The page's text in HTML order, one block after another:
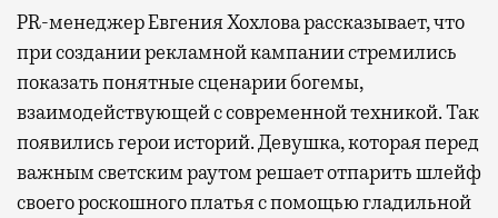
PR-менеджер Евгения Хохлова рассказывает, что
при создании рекламной кампании стремились
показать понятные сценарии богемы,
взаимодействующей с современной техникой. Так
появились герои историй. Девушка, которая перед
важным светским раутом решает отпарить шлейф
своего роскошного платья с помощью гладильной